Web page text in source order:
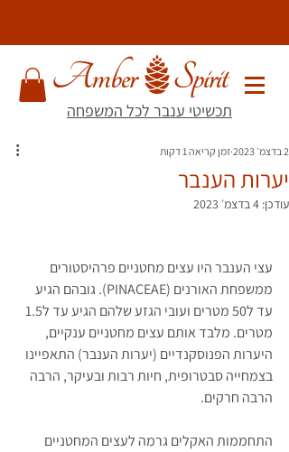
תכשיטי ענבר לכל המשפחה
יערות הענבר
2 בדצמ׳ 2023 זמן קריאה 1 דקות
עודכן: 4 בדצמ׳ 2023
עצי הענבר היו עצים מחטניים פרהיסטורים
ממשפחת האורנים (PINACEAE). גובהם הגיע
מטרים. מלבד אותם עצים מחטניים ענקיים,
היערות הפנוסקנדיים (יערות הענבר) התאפיינו
בצמחייה סבטרופית, חיות רבות ובעיקר, הרבה
הרבה חרקים.
התחממות האקלים גרמה לעצים המחטניים